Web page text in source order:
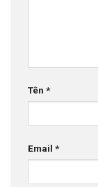
Tên *
Email *